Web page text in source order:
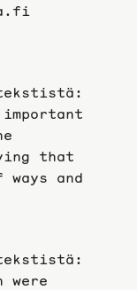
important
that
and
were